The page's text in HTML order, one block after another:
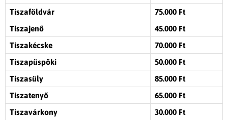
Tiszaföldvár
75.000 Ft
Tiszajenő
45.000 Ft
Tiszakécske
70.000 Ft
Tiszapüspöki
50.000 Ft
Tiszasüly
85.000 Ft
Tiszatenyő
65.000 Ft
Tiszavárkony
30.000 Ft